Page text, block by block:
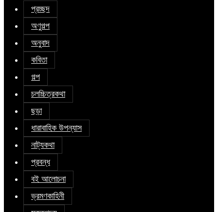
প্রচ্ছদ
অণুগল্প
অনুবাদ
কবিতা
গল্প
চলচ্চিত্রকথা
ছড়া
ধারাবাহিক উপন্যাস
নাট্যকথা
প্রবন্ধ
বই আলোচনা
ভ্রমণকাহিনী